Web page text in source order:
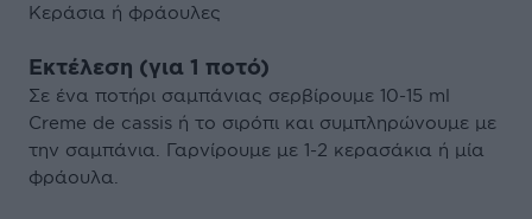
Kεράσια ή φράουλες
Εκτέλεση (για 1 ποτό)
Σε ένα ποτήρι σαμπάνιας σερβίρουμε 10-15 ml
Creme de cassis ή το σιρόπι και συμπληρώνουμε με
την σαμπάνια. Γαρνίρουμε με 1-2 κερασάκια ή μία
φράουλα.